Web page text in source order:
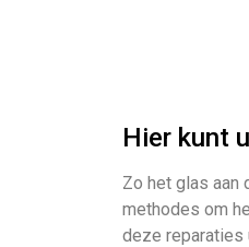
Hier kunt
Zo het glas aan
methodes om
deze reparaties